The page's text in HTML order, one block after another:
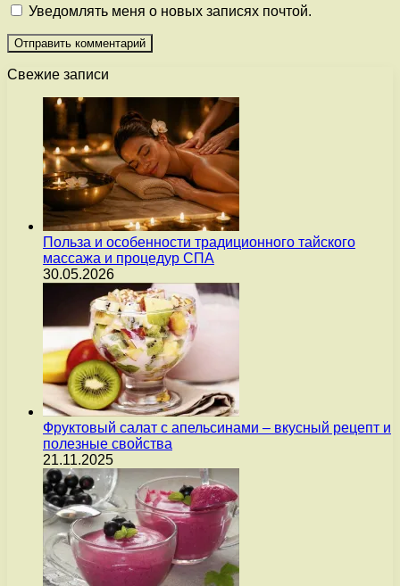
Уведомлять меня о новых записях почтой.
Свежие записи
Польза и особенности традиционного тайского
массажа и процедур СПА
30.05.2026
Фруктовый салат с апельсинами – вкусный рецепт и
полезные свойства
21.11.2025